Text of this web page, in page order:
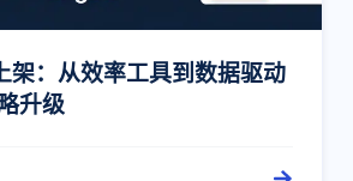
架：从效率工具到数据驱动
升级